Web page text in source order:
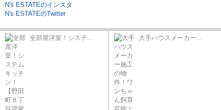
N's ESTATEのインスタ
N's ESTATEのTwitter
全部屋洋室！システ... 大手ハウスメーカー...